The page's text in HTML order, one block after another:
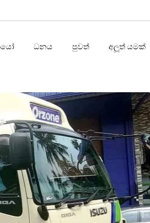
ධනය පුවත් අලූත් යමක්